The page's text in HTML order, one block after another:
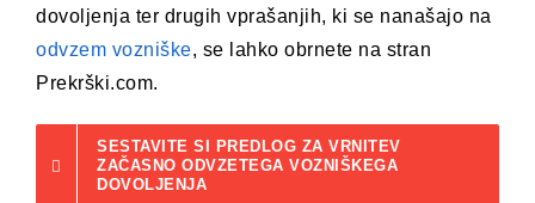
dovoljenja ter drugih vprašanjih, ki se nanašajo na
odvzem vozniške, se lahko obrnete na stran
Prekrški.com.
SESTAVITE SI PREDLOG ZA VRNITEV
ZAČASNO ODVZETEGA VOZNIŠKEGA
DOVOLJENJA